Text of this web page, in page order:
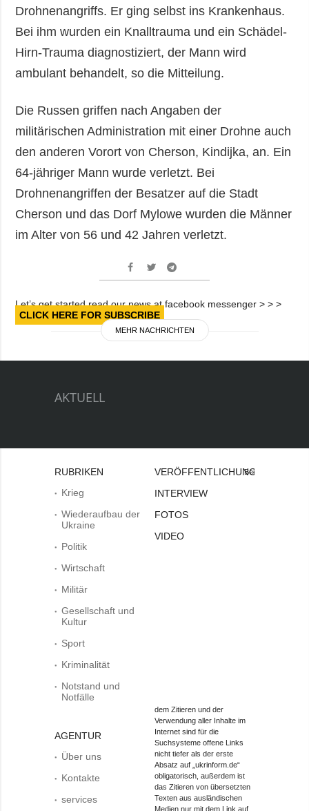
Drohnenangriffs. Er ging selbst ins Krankenhaus.
Bei ihm wurden ein Knalltrauma und ein Schädel-
Hirn-Trauma diagnostiziert, der Mann wird
ambulant behandelt, so die Mitteilung.
Die Russen griffen nach Angaben der
militärischen Administration mit einer Drohne auch
den anderen Vorort von Cherson, Kindijka, an. Ein
64-jähriger Mann wurde verletzt. Bei
Drohnenangriffen der Besatzer auf die Stadt
Cherson und das Dorf Mylowe wurden die Männer
im Alter von 56 und 42 Jahren verletzt.
Let’s get started read our news at facebook messenger > > >
CLICK HERE FOR SUBSCRIBE
MEHR NACHRICHTEN
AKTUELL
RUBRIKEN
Krieg
Wiederaufbau der
Ukraine
Politik
Wirtschaft
Militär
Gesellschaft und
Kultur
Sport
Kriminalität
Notstand und
Notfälle
AGENTUR
Über uns
Kontakte
services
VERÖFFENTLICHUNGEN
INTERVIEW
FOTOS
VIDEO
Bei
dem Zitieren und der
Verwendung aller Inhalte im
Internet sind für die
Suchsysteme offene Links
nicht tiefer als der erste
Absatz auf „ukrinform.de“
obligatorisch, außerdem ist
das Zitieren von übersetzten
Texten aus ausländischen
Medien nur mit dem Link auf